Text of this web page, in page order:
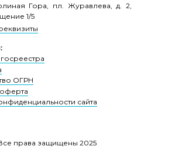
сайта
ОГРН
права защищены 2025
Гора, пл. Журавлева, д. 2,
1/5